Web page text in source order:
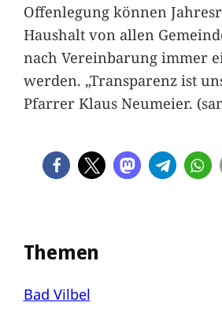
Offenlegung können
Haushalt von allen
nach Vereinbarung immer
werden. „Transparenz ist
Pfarrer Klaus Neumeier.
Themen
Bad Vilbel